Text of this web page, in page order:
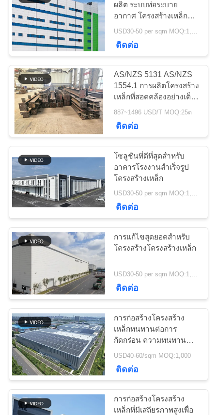
การ
ควบคุม
คุณภาพ
ติดต่อ
เรา
ข่าว
กรณี
แผนผัง
เว็บไซต์
นโยบาย
ความ
เป็น
ส่วน
ตัว
เหล็กโครงสร้างทาง
สถาปัตยกรรม
16
บริการแปรรูป
เหล็กกล้า
คานเหล็กโครงสร้าง
12
เหล็กชุบสังกะสี
ผลิต ระบบท่อระบาย
อากาศ โครงสร้างเหล็ก
ทนต่อการกัดกร่อน
ติดต่อ
AS/NZS 5131 AS/NZS
1554.1 การผลิตโครงสร้าง
เหล็กที่สอดคล้องอย่างเต็ม
ที่กับมาตรฐานออสเตรเลีย
รับการใช้โครงสร้าง
887~1496 USD/T MOQ:25ต
ติดต่อ
โซลูชันที่ดีที่สุดสำหรับ
อาคารโรงงานสำเร็จรูป
โครงสร้างเหล็ก
USD30-50 per sqm MOQ:1,000 ตารางเมตร
ติดต่อ
การแก้ไขสุดยอดสําหรับ
โครงสร้างโครงสร้างเหล็ก
USD30-50 per sqm MOQ:1,000 ตารางเมตร
ติดต่อ
การก่อสร้างโครงสร้าง
เหล็กทนทานต่อการ
กัดกร่อน ความทนทาน
ยาวนาน โครงสร้างเสา
USD40-60/sqm MOQ:1,000
ติดต่อ
การก่อสร้างโครงสร้าง
เหล็กที่มีเสถียรภาพสูงเพื่อ